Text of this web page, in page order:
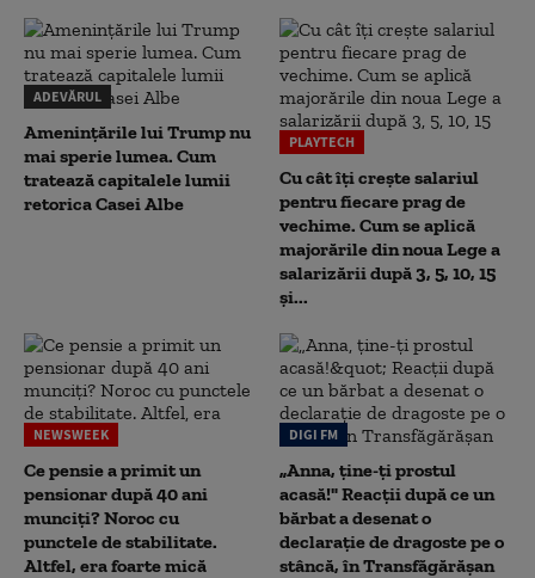
ADEVĂRUL
Amenințările lui Trump nu
mai sperie lumea. Cum
tratează capitalele lumii
retorica Casei Albe
PLAYTECH
Cu cât îți crește salariul
pentru fiecare prag de
vechime. Cum se aplică
majorările din noua Lege a
salarizării după 3, 5, 10, 15
și...
NEWSWEEK
Ce pensie a primit un
pensionar după 40 ani
munciți? Noroc cu
punctele de stabilitate.
Altfel, era foarte mică
DIGI FM
„Anna, ţine-ţi prostul
acasă!" Reacţii după ce un
bărbat a desenat o
declaraţie de dragoste pe o
stâncă, în Transfăgărăşan